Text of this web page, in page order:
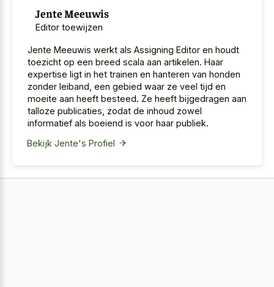
Jente Meeuwis
Editor toewijzen
Jente Meeuwis werkt als Assigning Editor en houdt
toezicht op een breed scala aan artikelen. Haar
expertise ligt in het trainen en hanteren van honden
zonder leiband, een gebied waar ze veel tijd en
moeite aan heeft besteed. Ze heeft bijgedragen aan
talloze publicaties, zodat de inhoud zowel
informatief als boeiend is voor haar publiek.
Bekijk Jente's Profiel